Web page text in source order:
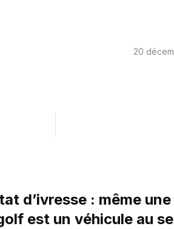
20
d’ivresse : même une
est un véhicule au